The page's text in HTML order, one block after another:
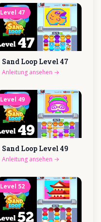
Level 47
Sand Loop Level 47
Anleitung ansehen →
Level 49
Sand Loop Level 49
Anleitung ansehen →
Level 52